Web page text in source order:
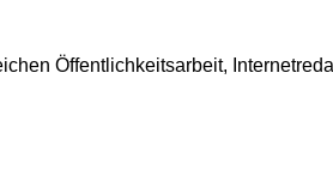
Öffentlichkeitsarbeit,